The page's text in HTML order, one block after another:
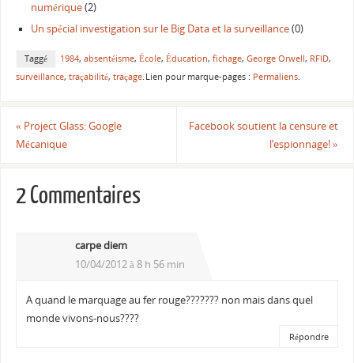
numérique(2)
Un spécial investigation sur le Big Data et la surveillance(0)
Taggé 1984, absentéisme, École, Éducation, fichage, George Orwell, RFID,
surveillance, traçabilité, traçage. Lien pour marque-pages : Permaliens.
« Project Glass: Google
Mécanique
Facebook soutient la censure et
l’espionnage!»
2 Commentaires
carpe diem
10/04/2012 à 8 h 56 min
A quand le marquage au fer rouge??????? non mais dans quel
monde vivons-nous????
Répondre